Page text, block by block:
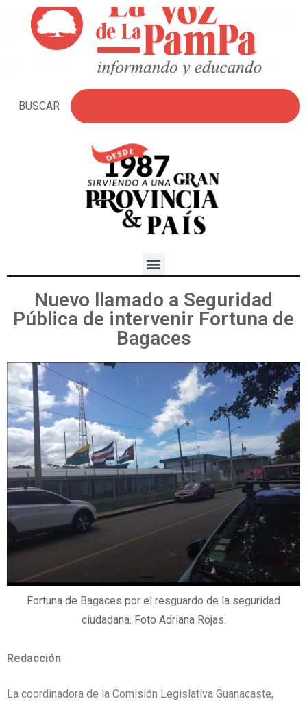
BUSCAR
Nuevo llamado a Seguridad
Pública de intervenir Fortuna de
Bagaces
Fortuna de Bagaces por el resguardo de la seguridad
ciudadana. Foto Adriana Rojas.
Redacción
La coordinadora de la Comisión Legislativa Guanacaste,